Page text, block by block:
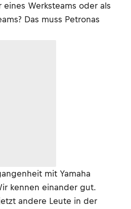
eines Werksteams oder als
Das muss Petronas
mit Yamaha
kennen einander gut.
andere Leute in der